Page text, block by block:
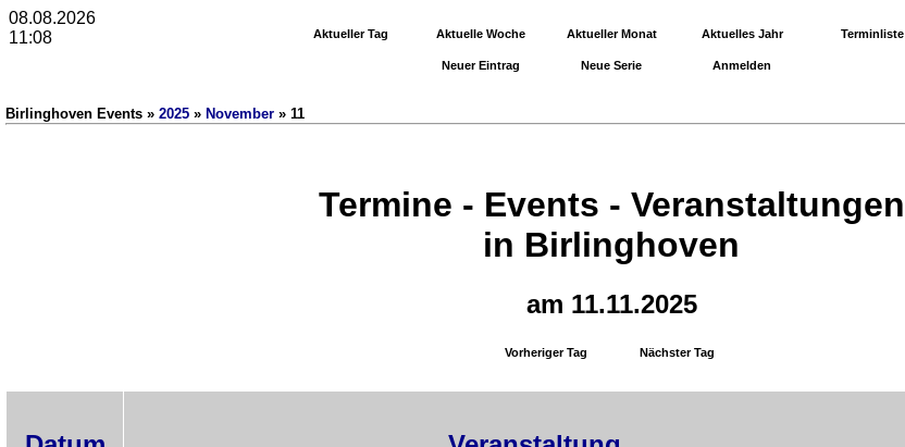
Aktueller Tag Aktuelle Woche Aktueller Monat Aktuelles Jahr Terminliste
Neuer Eintrag Neue Serie Anmelden
Birlinghoven Events » 2025 » November » 11
Termine - Events - Veranstaltungen
in Birlinghoven
am 11.11.2025
Vorheriger Tag Nächster Tag
08.08.2026
11:08